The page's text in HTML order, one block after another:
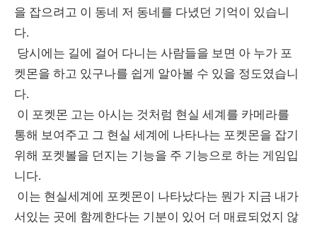
을 잡으려고 이 동네 저 동네를 다녔던 기억이 있습니
다.
당시에는 길에 걸어 다니는 사람들을 보면 아 누가 포
켓몬을 하고 있구나를 쉽게 알아볼 수 있을 정도였습니
다.
이 포켓몬 고는 아시는 것처럼 현실 세계를 카메라를
통해 보여주고 그 현실 세계에 나타나는 포켓몬을 잡기
위해 포켓볼을 던지는 기능을 주 기능으로 하는 게임입
니다.
이는 현실세계에 포켓몬이 나타났다는 뭔가 지금 내가
서있는 곳에 함께한다는 기분이 있어 더 매료되었지 않